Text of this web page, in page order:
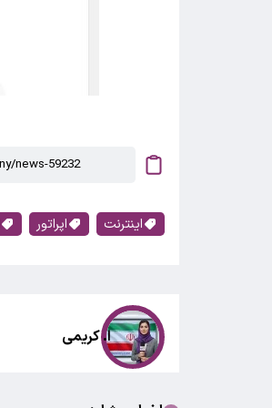
اینترنت اپراتور
ا. کریمی